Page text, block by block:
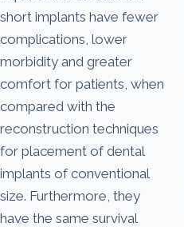
short implants have fewer
complications, lower
morbidity and greater
comfort for patients, when
compared with the
reconstruction techniques
for placement of dental
implants of conventional
size. Furthermore, they
have the same survival